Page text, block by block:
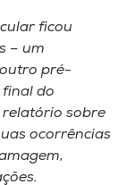
ficou
– um
pré-
do
relatório sobre
ocorrências